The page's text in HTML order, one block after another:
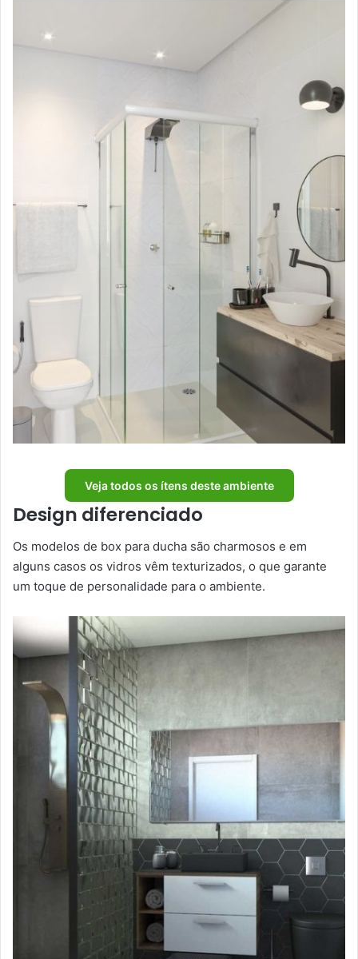
Veja todos os ítens deste ambiente
Design diferenciado
Os modelos de box para ducha são charmosos e em
alguns casos os vidros vêm texturizados, o que garante
um toque de personalidade para o ambiente.